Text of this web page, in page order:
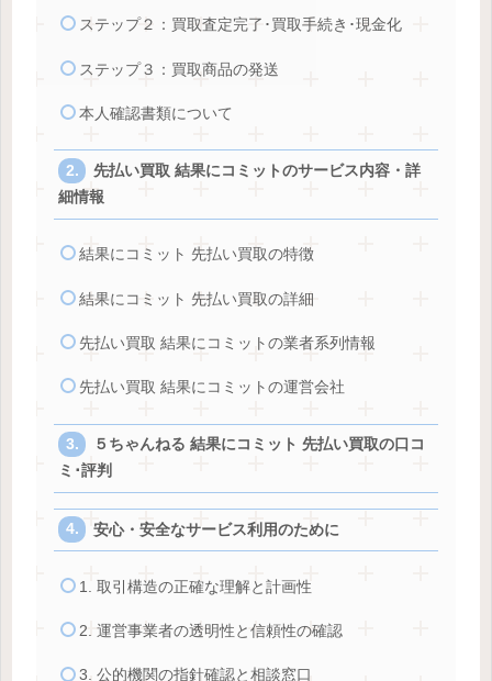
ステップ２：買取査定完了･買取手続き･現金化
ステップ３：買取商品の発送
本人確認書類について
先払い買取 結果にコミットのサービス内容・詳
細情報
結果にコミット 先払い買取の特徴
結果にコミット 先払い買取の詳細
先払い買取 結果にコミットの業者系列情報
先払い買取 結果にコミットの運営会社
５ちゃんねる 結果にコミット 先払い買取の口コ
ミ･評判
安心・安全なサービス利用のために
1. 取引構造の正確な理解と計画性
2. 運営事業者の透明性と信頼性の確認
3. 公的機関の指針確認と相談窓口